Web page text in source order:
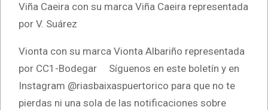
Viña Caeira con su marca Viña Caeira representada
por V. Suárez
Vionta con su marca Vionta Albariño representada
por CC1-Bodegar Síguenos en este boletín y en
Instagram @riasbaixaspuertorico para que no te
pierdas ni una sola de las notificaciones sobre